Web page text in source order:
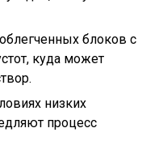
блоков с
куда может
низких
процесс